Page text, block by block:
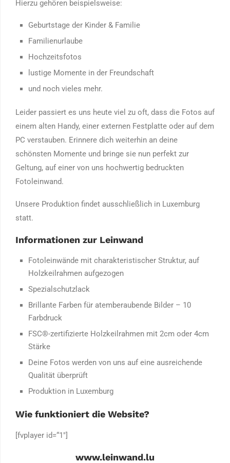
Hierzu gehören beispielsweise:
Geburtstage der Kinder & Familie
Familienurlaube
Hochzeitsfotos
lustige Momente in der Freundschaft
und noch vieles mehr.
Leider passiert es uns heute viel zu oft, dass die Fotos auf
einem alten Handy, einer externen Festplatte oder auf dem
PC verstauben. Erinnere dich weiterhin an deine
schönsten Momente und bringe sie nun perfekt zur
Geltung, auf einer von uns hochwertig bedruckten
Fotoleinwand.
Unsere Produktion findet ausschließlich in Luxemburg
statt.
Informationen zur Leinwand
Fotoleinwände mit charakteristischer Struktur, auf
Holzkeilrahmen aufgezogen
Spezialschutzlack
Brillante Farben für atemberaubende Bilder – 10
Farbdruck
FSC®-zertifizierte Holzkeilrahmen mit 2cm oder 4cm
Stärke
Deine Fotos werden von uns auf eine ausreichende
Qualität überprüft
Produktion in Luxemburg
Wie funktioniert die Website?
[fvplayer id=“1″]
www.leinwand.lu